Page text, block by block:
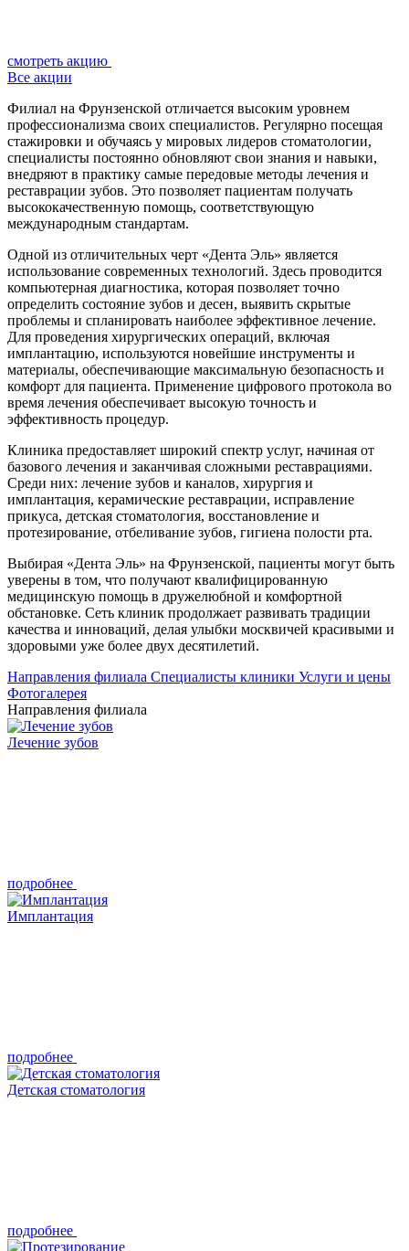
смотреть акцию
Все акции
Филиал на Фрунзенской отличается высоким уровнем
профессионализма своих специалистов. Регулярно посещая
стажировки и обучаясь у мировых лидеров стоматологии,
специалисты постоянно обновляют свои знания и навыки,
внедряют в практику самые передовые методы лечения и
реставрации зубов. Это позволяет пациентам получать
высококачественную помощь, соответствующую
международным стандартам.
Одной из отличительных черт «Дента Эль» является
использование современных технологий. Здесь проводится
компьютерная диагностика, которая позволяет точно
определить состояние зубов и десен, выявить скрытые
проблемы и спланировать наиболее эффективное лечение.
Для проведения хирургических операций, включая
имплантацию, используются новейшие инструменты и
материалы, обеспечивающие максимальную безопасность и
комфорт для пациента. Применение цифрового протокола во
время лечения обеспечивает высокую точность и
эффективность процедур.
Клиника предоставляет широкий спектр услуг, начиная от
базового лечения и заканчивая сложными реставрациями.
Среди них: лечение зубов и каналов, хирургия и
имплантация, керамические реставрации, исправление
прикуса, детская стоматология, восстановление и
протезирование, отбеливание зубов, гигиена полости рта.
Выбирая «Дента Эль» на Фрунзенской, пациенты могут быть
уверены в том, что получают квалифицированную
медицинскую помощь в дружелюбной и комфортной
обстановке. Сеть клиник продолжает развивать традиции
качества и инноваций, делая улыбки москвичей красивыми и
здоровыми уже более двух десятилетий.
Направления филиала Cпециалисты клиники Услуги и цены
Фотогалерея
Направления филиала
Лечение зубов
подробнее
Имплантация
подробнее
Детская стоматология
подробнее